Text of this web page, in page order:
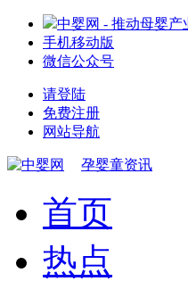
中婴网 - 推动母婴产
手机移动版
微信公众号
请登陆
免费注册
网站导航
孕婴童资讯
首页
热点